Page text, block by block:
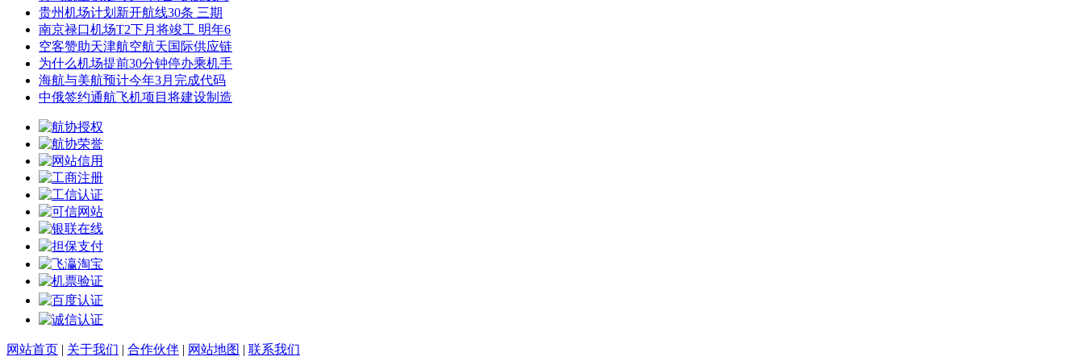
贵州机场计划新开航线30条 三期
南京禄口机场T2下月将竣工 明年6
空客赞助天津航空航天国际供应链
为什么机场提前30分钟停办乘机手
海航与美航预计今年3月完成代码
中俄签约通航飞机项目将建设制造
网站首页 | 关于我们 | 合作伙伴 | 网站地图 | 联系我们